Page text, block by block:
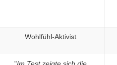
Wohlfühl-Aktivist